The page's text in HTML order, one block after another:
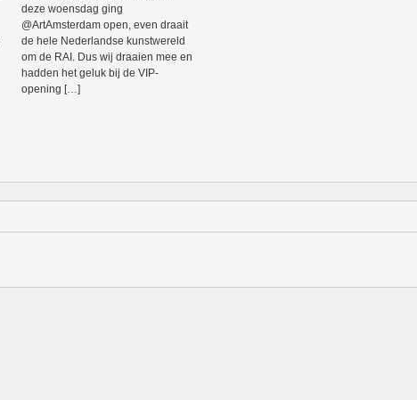
deze woensdag ging
@ArtAmsterdam open, even draait
de hele Nederlandse kunstwereld
om de RAI. Dus wij draaien mee en
hadden het geluk bij de VIP-
opening […]